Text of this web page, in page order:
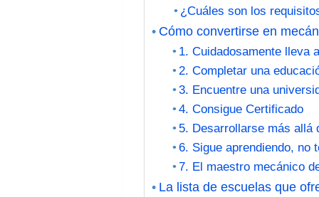
¿Cuáles son los
Cómo convertirse en
1. Cuidadosamente lleva
2. Completar una
3. Encuentre una
4. Consigue Certificado
5. Desarrollarse más allá
6. Sigue aprendiendo, no
7. El maestro mecánico
La lista de escuelas que